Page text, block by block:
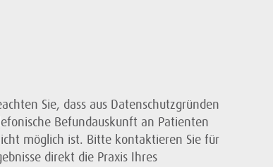
Sie, dass aus Datenschutzgründen
Befundauskunft an Patienten
möglich ist. Bitte kontaktieren Sie für
direkt die Praxis Ihres